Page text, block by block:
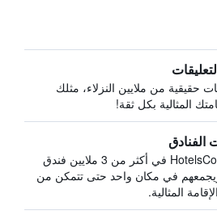
حقيقية من ملايين النزلاء، مثلك
المثالية بكل ثقة!
يبحث HotelsCombined في أكثر من 3 ملايين فندق
في مكان واحد حتى تتمكن من
المثالية.